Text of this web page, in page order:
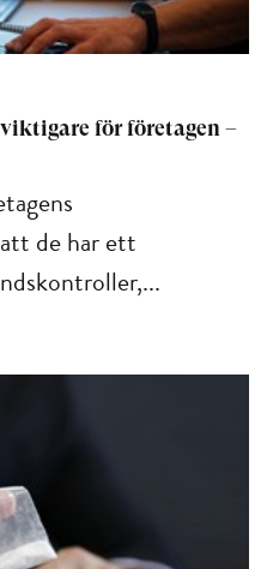
för företagen –
de har ett